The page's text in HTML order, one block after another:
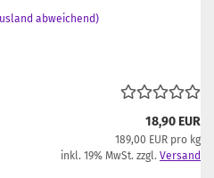
abweichend)
18,90 EUR
189,00 EUR pro kg
inkl. 19% MwSt. zzgl. Versand